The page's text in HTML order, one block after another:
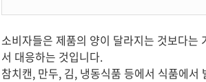
소비자들은 제품의 양이 달라지는 것보다는
서 대응하는 것입니다.
참치캔, 만두, 김, 냉동식품 등에서 식품에